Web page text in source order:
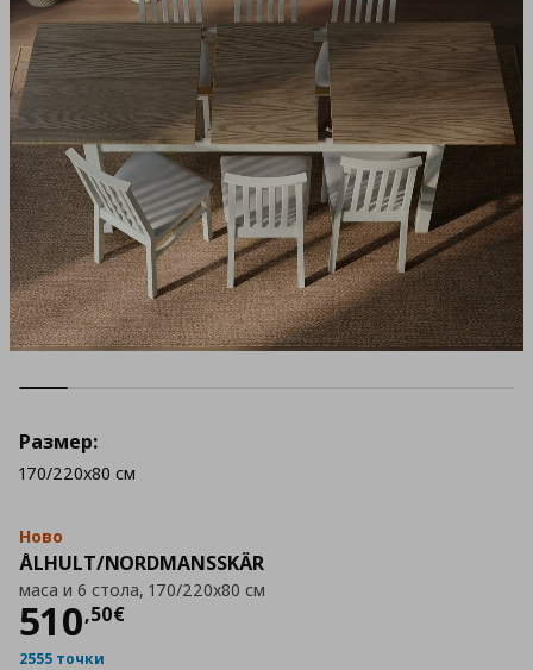
Ново
ÅLHULT/NORDMANSSKÄR
маса и 6 стола, 170/220x80 см
510,50€
Цена
2555 точки
Размер:
170/220x80 см